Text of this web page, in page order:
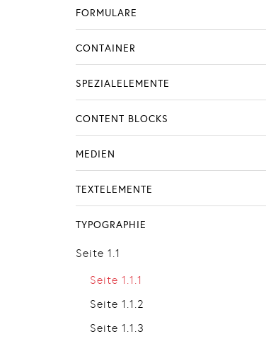
FORMULARE
CONTAINER
SPEZIALELEMENTE
CONTENT BLOCKS
MEDIEN
TEXTELEMENTE
TYPOGRAPHIE
Seite 1.1
Seite 1.1.1
Seite 1.1.2
Seite 1.1.3